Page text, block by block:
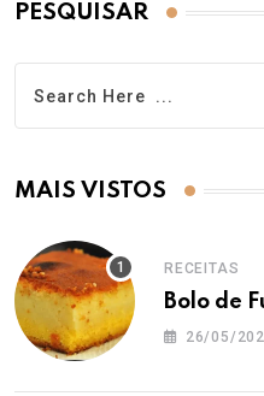
PESQUISAR
MAIS VISTOS
RECEITAS
Bolo de
26/05/